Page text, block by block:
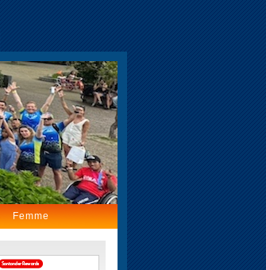
Femme